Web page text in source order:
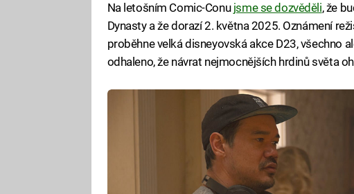
Na letošním Comic-Conu jsme se dozvěděli, že
Dynasty a že dorazí 2. května 2025. Oznámení
proběhne velká disneyovská akce D23, všechno
odhaleno, že návrat nejmocnějších hrdinů světa